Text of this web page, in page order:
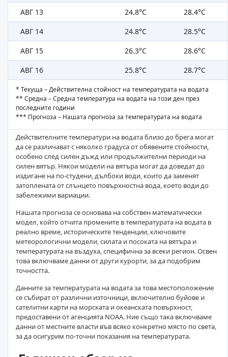
АВГ 13
24.8°C
28.4°C
АВГ 14
24.8°C
28.5°C
АВГ 15
26.3°C
28.6°C
АВГ 16
25.8°C 28.7°C
* Текуща – Действителна стойност на температурата на водата
** Средна – Средна температура на водата на този ден през
последните години
*** Прогноза – Нашата прогноза за температурата на водата
Действителните температури на водата близо до брега могат
да се различават с няколко градуса от обявените стойности,
особено след силен дъжд или продължителни периоди на
силен вятър. Някои модели на вятъра могат да доведат до
издигане на по-студени, дълбоки води, които да заменят
затоплената от слънцето повърхностна вода, което води до
забележими вариации.
Нашата прогноза се основава на собствен математически
модел, който отчита промените в температурата на водата в
реално време, историческите тенденции, ключовите
метеорологични модели, силата и посоката на вятъра и
температурата на въздуха, специфична за всеки регион. Освен
това включваме данни от други курорти, за да подобрим
точността.
Данните за температурата на водата за това местоположение
се събират от различни източници, включително буйове и
сателитни карти на морската и океанската повърхност,
предоставени от агенцията NOAA. Ние също така включваме
данни от местните власти във всяко конкретно място по света,
за да осигурим по-точни показания на температурата.